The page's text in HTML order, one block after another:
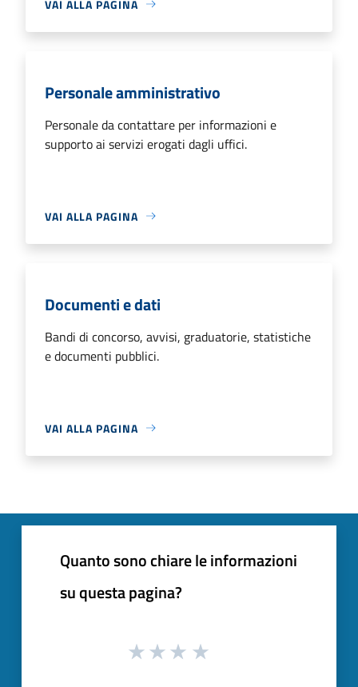
VAI ALLA PAGINA
Personale amministrativo
Personale da contattare per informazioni e
supporto ai servizi erogati dagli uffici.
VAI ALLA PAGINA
Documenti e dati
Bandi di concorso, avvisi, graduatorie, statistiche
e documenti pubblici.
VAI ALLA PAGINA
Quanto sono chiare le informazioni
su questa pagina?